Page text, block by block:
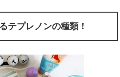
テプレノンの種類！